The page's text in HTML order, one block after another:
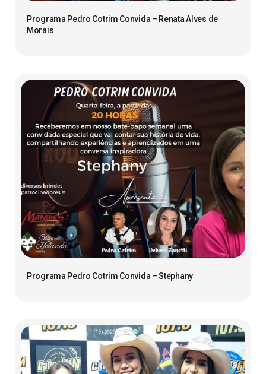
Programa Pedro Cotrim Convida – Renata Alves de
Morais
Programa Pedro Cotrim Convida – Stephany